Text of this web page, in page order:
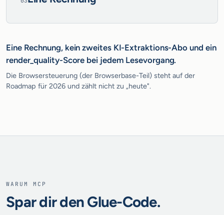
Eine Rechnung, kein zweites KI-Extraktions-Abo und ein
render_quality-Score bei jedem Lesevorgang.
Die Browsersteuerung (der Browserbase-Teil) steht auf der
Roadmap für 2026 und zählt nicht zu „heute".
WARUM MCP
Spar dir den Glue-Code.